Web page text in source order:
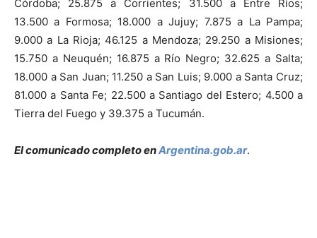
Córdoba; 25.875 a Corrientes; 31.500 a Entre Ríos;
13.500 a Formosa; 18.000 a Jujuy; 7.875 a La Pampa;
9.000 a La Rioja; 46.125 a Mendoza; 29.250 a Misiones;
15.750 a Neuquén; 16.875 a Río Negro; 32.625 a Salta;
18.000 a San Juan; 11.250 a San Luis; 9.000 a Santa Cruz;
81.000 a Santa Fe; 22.500 a Santiago del Estero; 4.500 a
Tierra del Fuego y 39.375 a Tucumán.
El comunicado completo enArgentina.gob.ar.